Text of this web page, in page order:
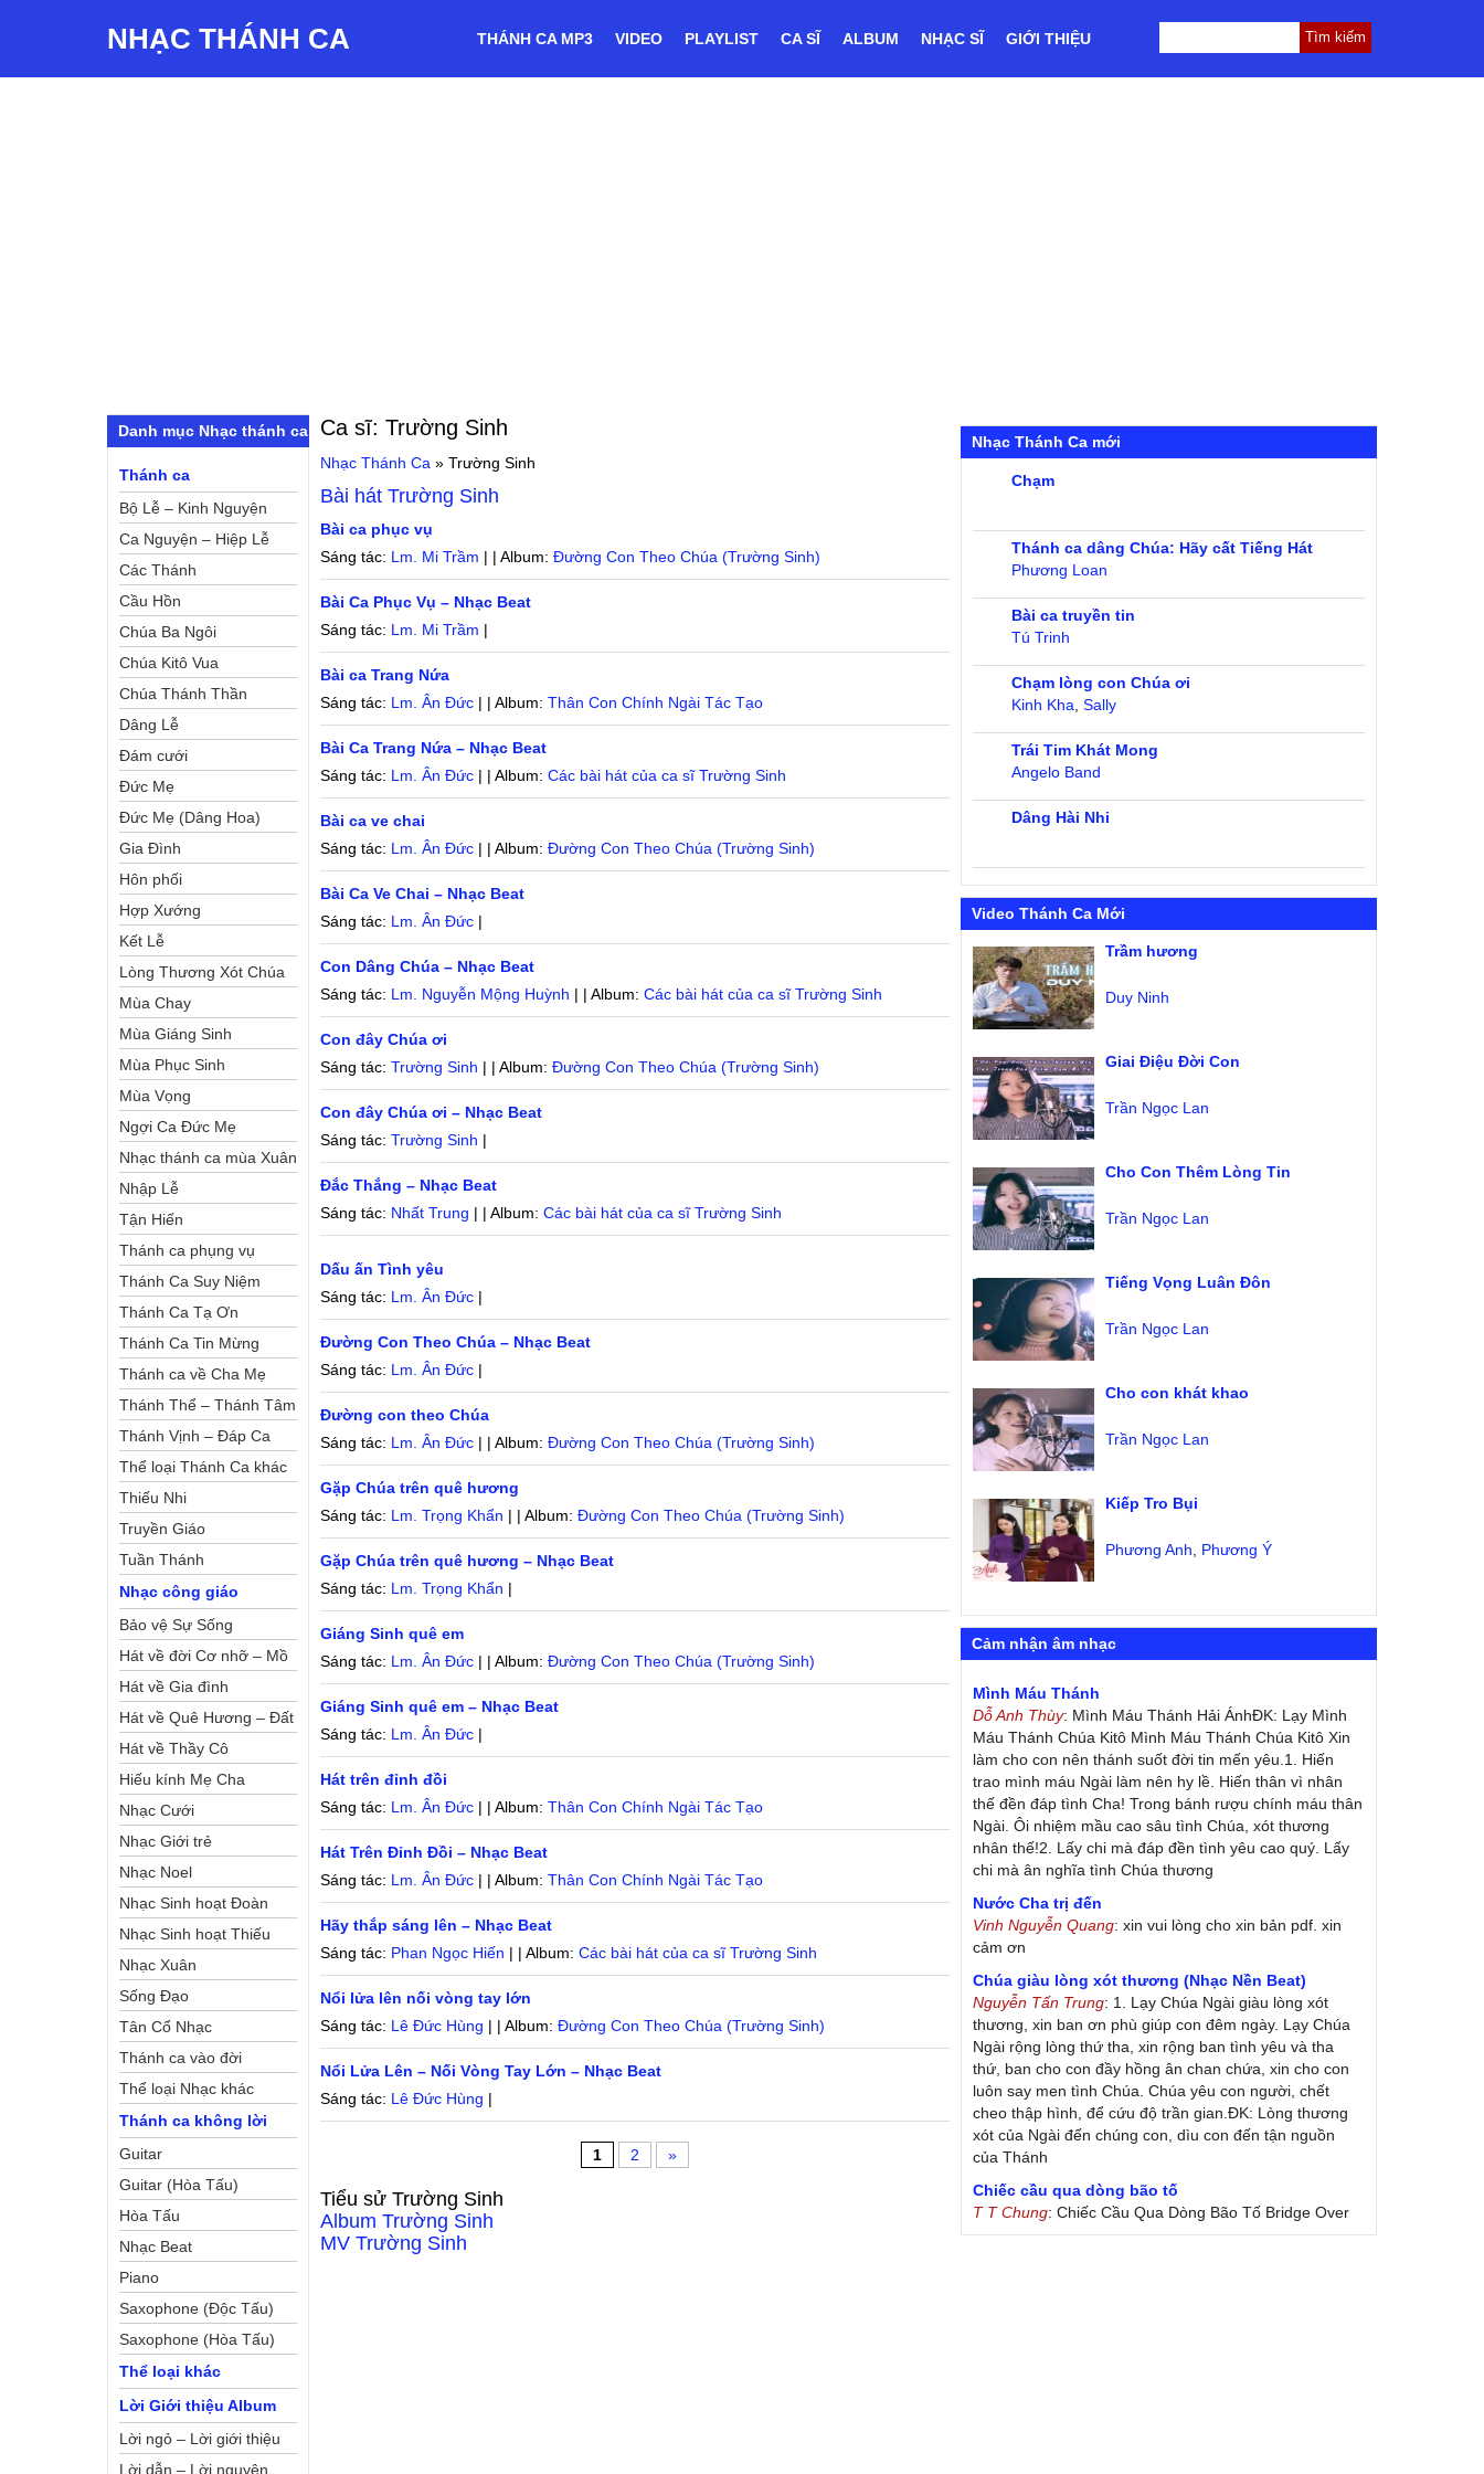
NHẠC THÁNH CA THÁNH CA MP3 VIDEO PLAYLIST CA SĨ ALBUM NHẠC SĨ GIỚI THIỆU
Ca sĩ:Trường Sinh
Nhạc Thánh Ca »Trường Sinh
Bài hátTrường Sinh
Bài ca phục vụ
Sáng tác: Lm. Mi Trầm | | Album:Đường Con Theo Chúa (Trường Sinh)
Bài Ca Phục Vụ – Nhạc Beat
Sáng tác: Lm. Mi Trầm |
Bài ca Trang Nứa
Sáng tác: Lm. Ân Đức | | Album:Thân Con Chính Ngài Tác Tạo
Bài Ca Trang Nứa – Nhạc Beat
Sáng tác: Lm. Ân Đức | | Album:Các bài hát của ca sĩ Trường Sinh
Bài ca ve chai
Sáng tác: Lm. Ân Đức | | Album:Đường Con Theo Chúa (Trường Sinh)
Bài Ca Ve Chai – Nhạc Beat
Sáng tác: Lm. Ân Đức |
Con Dâng Chúa – Nhạc Beat
Sáng tác: Lm. Nguyễn Mộng Huỳnh | | Album:Các bài hát của ca sĩ Trường Sinh
Con đây Chúa ơi
Sáng tác:Trường Sinh | | Album:Đường Con Theo Chúa (Trường Sinh)
Con đây Chúa ơi – Nhạc Beat
Sáng tác:Trường Sinh |
Đắc Thắng – Nhạc Beat
Sáng tác: Nhất Trung | | Album:Các bài hát của ca sĩ Trường Sinh
Dấu ấn Tình yêu
Sáng tác: Lm. Ân Đức |
Đường Con Theo Chúa – Nhạc Beat
Sáng tác: Lm. Ân Đức |
Đường con theo Chúa
Sáng tác: Lm. Ân Đức | | Album:Đường Con Theo Chúa (Trường Sinh)
Gặp Chúa trên quê hương
Sáng tác: Lm. Trọng Khẩn | | Album:Đường Con Theo Chúa (Trường Sinh)
Gặp Chúa trên quê hương – Nhạc Beat
Sáng tác: Lm. Trọng Khẩn |
Giáng Sinh quê em
Sáng tác: Lm. Ân Đức | | Album:Đường Con Theo Chúa (Trường Sinh)
Giáng Sinh quê em – Nhạc Beat
Sáng tác: Lm. Ân Đức |
Hát trên đỉnh đồi
Sáng tác: Lm. Ân Đức | | Album:Thân Con Chính Ngài Tác Tạo
Hát Trên Đỉnh Đồi – Nhạc Beat
Sáng tác: Lm. Ân Đức | | Album:Thân Con Chính Ngài Tác Tạo
Hãy thắp sáng lên – Nhạc Beat
Sáng tác: Phan Ngọc Hiến | | Album:Các bài hát của ca sĩ Trường Sinh
Nổi lửa lên nối vòng tay lớn
Sáng tác: Lê Đức Hùng | | Album:Đường Con Theo Chúa (Trường Sinh)
Nổi Lửa Lên – Nối Vòng Tay Lớn – Nhạc Beat
Sáng tác: Lê Đức Hùng |
1 2 »
Tiểu sửTrường Sinh
AlbumTrường Sinh
MVTrường Sinh
Danh mục Nhạc thánh ca
Thánh ca
Bộ Lễ – Kinh Nguyện
Ca Nguyện – Hiệp Lễ
Các Thánh
Cầu Hồn
Chúa Ba Ngôi
Chúa Kitô Vua
Chúa Thánh Thần
Dâng Lễ
Đám cưới
Đức Mẹ
Đức Mẹ (Dâng Hoa)
Gia Đình
Hôn phối
Hợp Xướng
Kết Lễ
Lòng Thương Xót Chúa
Mùa Chay
Mùa Giáng Sinh
Mùa Phục Sinh
Mùa Vọng
Ngợi Ca Đức Mẹ
Nhạc thánh ca mùa Xuân
Nhập Lễ
Tận Hiến
Thánh ca phụng vụ
Thánh Ca Suy Niệm
Thánh Ca Tạ Ơn
Thánh Ca Tin Mừng
Thánh ca về Cha Mẹ
Thánh Thể – Thánh Tâm
Thánh Vịnh – Đáp Ca
Thể loại Thánh Ca khác
Thiếu Nhi
Truyền Giáo
Tuần Thánh
Nhạc công giáo
Bảo vệ Sự Sống
Hát về đời Cơ nhỡ – Mồ
côi
Hát về Gia đình
Hát về Quê Hương – Đất
Nước
Hát về Thầy Cô
Hiếu kính Mẹ Cha
Nhạc Cưới
Nhạc Giới trẻ
Nhạc Noel
Nhạc Sinh hoạt Đoàn
Thể Công Giáo
Nhạc Sinh hoạt Thiếu
Nhi
Nhạc Xuân
Sống Đạo
Tân Cổ Nhạc
Thánh ca vào đời
Thể loại Nhạc khác
Thánh ca không lời
Guitar
Guitar (Hòa Tấu)
Hòa Tấu
Nhạc Beat
Piano
Saxophone (Độc Tấu)
Saxophone (Hòa Tấu)
Thể loại khác
Lời Giới thiệu Album
Lời ngỏ – Lời giới thiệu
Lời dẫn – Lời nguyện
Nhạc Thánh Ca mới
Chạm
Thánh ca dâng Chúa: Hãy cất Tiếng Hát
Phương Loan
Bài ca truyền tin
Tú Trinh
Chạm lòng con Chúa ơi
Kinh Kha ,Sally
Trái Tim Khát Mong
Angelo Band
Dâng Hài Nhi
Video Thánh Ca Mới
Trầm hương
Duy Ninh
Giai Điệu Đời Con
Trần Ngọc Lan
Cho Con Thêm Lòng Tin
Trần Ngọc Lan
Tiếng Vọng Luân Đôn
Trần Ngọc Lan
Cho con khát khao
Trần Ngọc Lan
Kiếp Tro Bụi
Phương Anh Phương Ý
Cảm nhận âm nhạc
Mình Máu Thánh
Dỗ Anh Thùy: Mình Máu Thánh Hải ÁnhĐK: Lạy Mình
Máu Thánh Chúa Kitô Mình Máu Thánh Chúa Kitô Xin
làm cho con nên thánh suốt đời tin mến yêu.1. Hiến
trao mình máu Ngài làm nên hy lề. Hiến thân vì nhân
thế đền đáp tình Cha! Trong bánh rượu chính máu thân
Ngài. Ôi nhiệm mầu cao sâu tình Chúa, xót thương
nhân thế!2. Lấy chi mà đáp đền tình yêu cao quý. Lấy
chi mà ân nghĩa tình Chúa thương
Nước Cha trị đến
Vinh Nguyễn Quang: xin vui lòng cho xin bản pdf. xin
cảm ơn
Chúa giàu lòng xót thương (Nhạc Nền Beat)
Nguyễn Tấn Trung: 1. Lạy Chúa Ngài giàu lòng xót
thương, xin ban ơn phù giúp con đêm ngày. Lạy Chúa
Ngài rộng lòng thứ tha, xin rộng ban tình yêu và tha
thứ, ban cho con đầy hồng ân chan chứa, xin cho con
luôn say men tình Chúa. Chúa yêu con người, chết
cheo thập hình, để cứu độ trần gian.ĐK: Lòng thương
xót của Ngài đến chúng con, dìu con đến tận nguồn
của Thánh
Chiếc cầu qua dòng bão tố
T T Chung: Chiếc Cầu Qua Dòng Bão Tố Bridge Over
Troubled Water by Simon & Garfunkel (Released